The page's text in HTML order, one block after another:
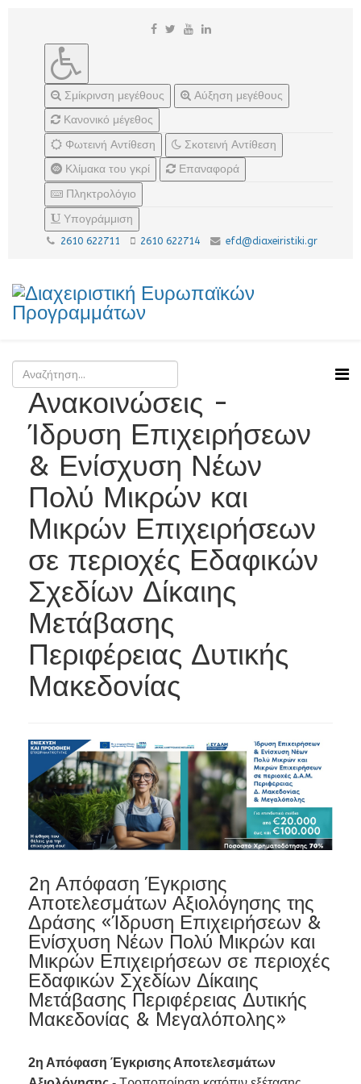
Σμίκρινση μεγέθους
Αύξηση μεγέθους
Κανονικό μέγεθος
Φωτεινή Αντίθεση
Σκοτεινή Αντίθεση
Κλίμακα του γκρί
Επαναφορά
Πληκτρολόγιο
Υπογράμμιση
2610 622711 2610 622714 efd@diaxeiristiki.gr
Ανακοινώσεις -
Ίδρυση Επιχειρήσεων
& Ενίσχυση Νέων
Πολύ Μικρών και
Μικρών Επιχειρήσεων
σε περιοχές Εδαφικών
Σχεδίων Δίκαιης
Μετάβασης
Περιφέρειας Δυτικής
Μακεδονίας
2η Απόφαση Έγκρισης
Αποτελεσμάτων Αξιολόγησης της
Δράσης «Ίδρυση Επιχειρήσεων &
Ενίσχυση Νέων Πολύ Μικρών και
Μικρών Επιχειρήσεων σε περιοχές
Εδαφικών Σχεδίων Δίκαιης
Μετάβασης Περιφέρειας Δυτικής
Μακεδονίας & Μεγαλόπολης»
2η Απόφαση Έγκρισης Αποτελεσμάτων